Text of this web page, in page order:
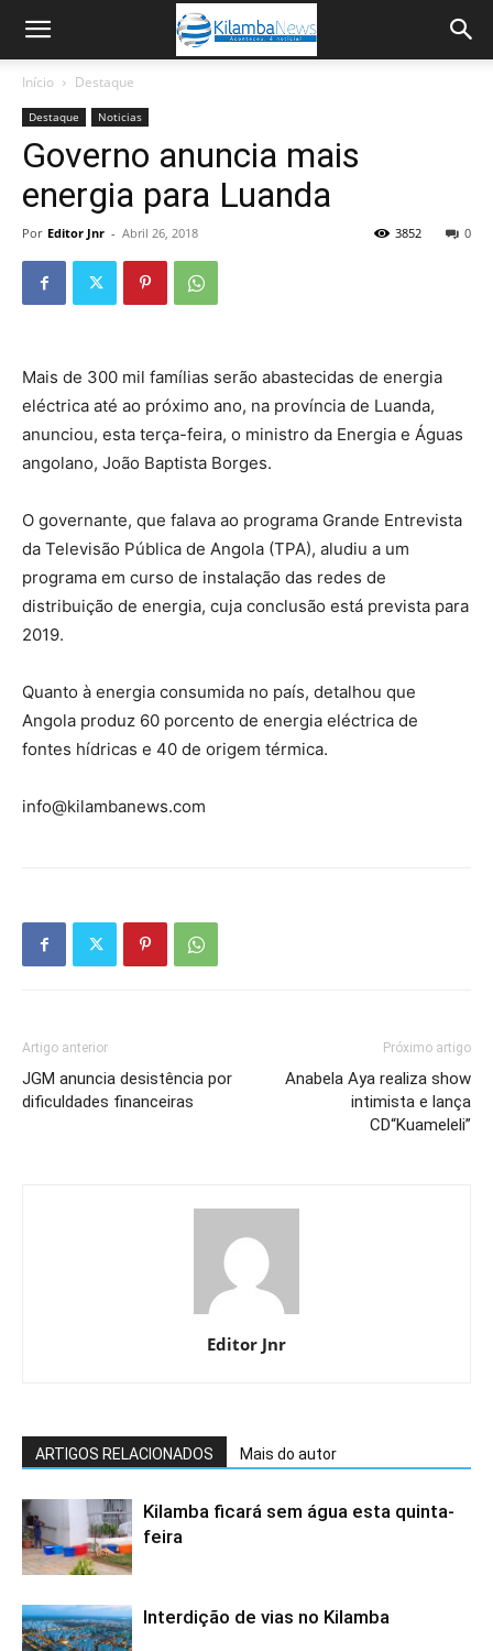
Início Destaque
Destaque Noticias
Governo anuncia mais
energia para Luanda
Por Editor Jnr - Abril 26, 2018 0
3852
Mais de 300 mil famílias serão abastecidas de energia
eléctrica até ao próximo ano, na província de Luanda,
anunciou, esta terça-feira, o ministro da Energia e Águas
angolano, João Baptista Borges.
O governante, que falava ao programa Grande Entrevista
da Televisão Pública de Angola (TPA), aludiu a um
programa em curso de instalação das redes de
distribuição de energia, cuja conclusão está prevista para
2019.
Quanto à energia consumida no país, detalhou que
Angola produz 60 porcento de energia eléctrica de
fontes hídricas e 40 de origem térmica.
info@kilambanews.com
Artigo anterior
JGM anuncia desistência por
dificuldades financeiras
Próximo artigo
Anabela Aya realiza show
intimista e lança
CD“Kuameleli”
Editor Jnr
ARTIGOS RELACIONADOS Mais do autor
Kilamba ficará sem água esta quinta-
feira
Interdição de vias no Kilamba